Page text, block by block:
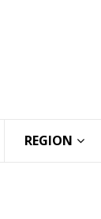
REGION